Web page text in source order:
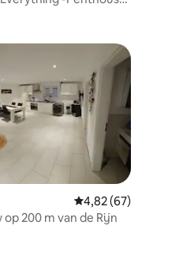
op 5, 98 recensies
Gemiddelde
4,82 (67)
200 m van de Rijn